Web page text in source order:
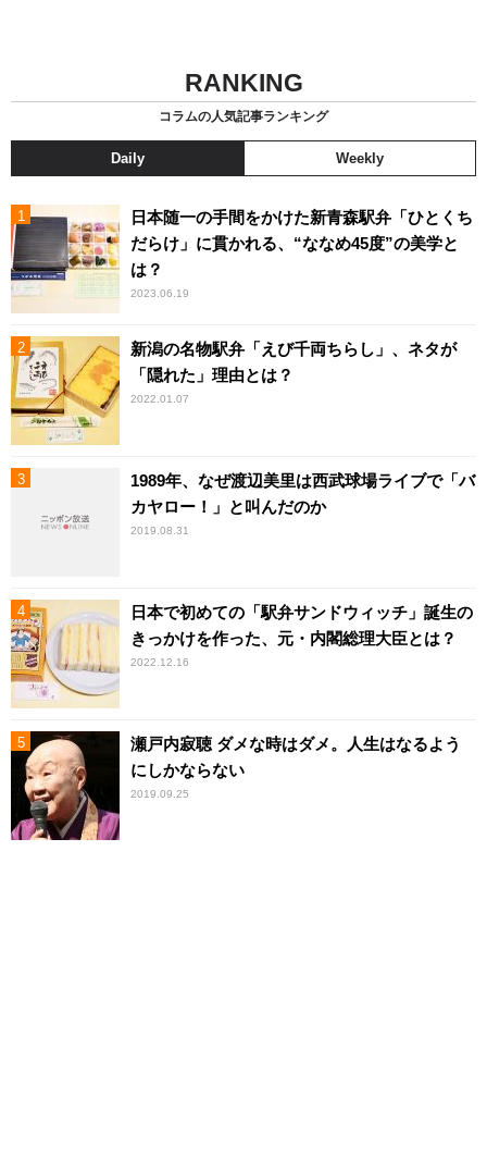
RANKING
コラムの人気記事ランキング
Daily Weekly
日本随一の手間をかけた新青森駅弁「ひとくち
だらけ」に貫かれる、“ななめ45度”の美学と
は？
2023.06.19
新潟の名物駅弁「えび千両ちらし」、ネタが
「隠れた」理由とは？
2022.01.07
1989年、なぜ渡辺美里は西武球場ライブで「バ
カヤロー！」と叫んだのか
2019.08.31
日本で初めての「駅弁サンドウィッチ」誕生の
きっかけを作った、元・内閣総理大臣とは？
2022.12.16
瀬戸内寂聴 ダメな時はダメ。人生はなるよう
にしかならない
2019.09.25